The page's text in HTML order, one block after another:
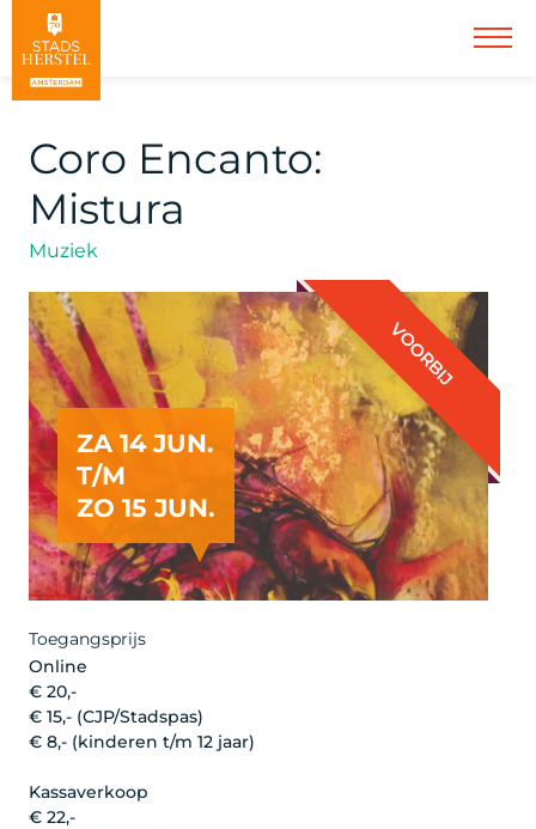
Coro Encanto:
Mistura
Muziek
ZA 14 JUN.
T/M
ZO 15 JUN.
VOORBIJ
Artist
Toegangsprijs
Online
€ 20,-
€ 15,- (CJP/Stadspas)
€ 8,- (kinderen t/m 12 jaar)
Kassaverkoop
€ 22,-